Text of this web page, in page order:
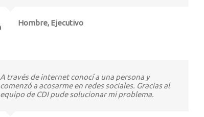
Hombre, Ejecutivo
A través de internet conocí a una persona y
comenzó a acosarme en redes sociales. Gracias al
equipo de CDI pude solucionar mi problema.